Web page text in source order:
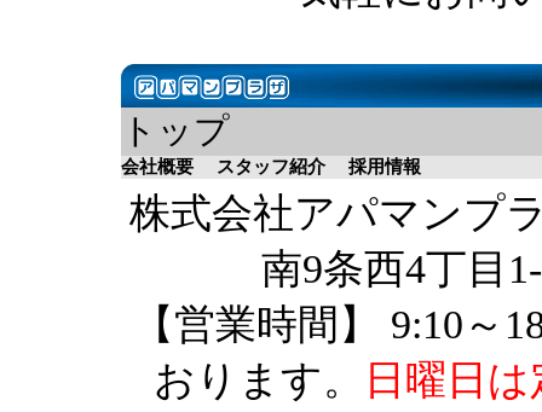
トップ
会社概要 スタッフ紹介 採用情報
株式会社アパマンプ
南9条西4丁目
【営業時間】 9:10～
おります。
日曜日